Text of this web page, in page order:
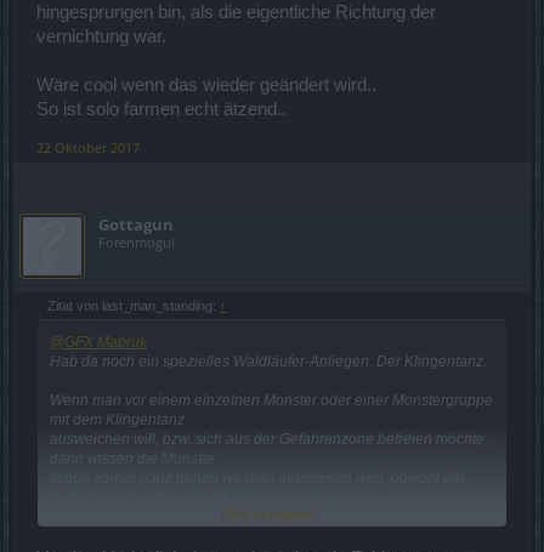
hingesprungen bin, als die eigentliche Richtung der
vernichtung war.
Wäre cool wenn das wieder geändert wird..
So ist solo farmen echt ätzend..
22 Oktober 2017
Gottagun
Forenmogul
Zitat von last_man_standing: ↑
@GFX Mabruk
Hab da noch ein spezielles Waldläufer-Anliegen: Der Klingentanz.
Wenn man vor einem einzelnen Monster oder einer Monstergruppe
mit dem Klingentanz
ausweichen will, bzw. sich aus der Gefahrenzone befreien möchte,
dann wissen die Monster
zu Ende ausgeführt wurde.Click to expand...